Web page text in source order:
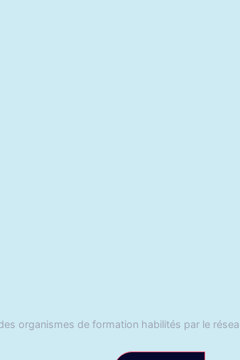
organismes de formation habilités par le